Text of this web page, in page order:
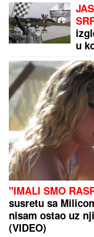
u
"IMALI SMO
susretu sa
nisam ostao uz
(VIDEO)